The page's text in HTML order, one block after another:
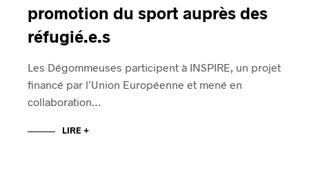
promotion du sport auprès des
réfugié.e.s
Les Dégommeuses participent à INSPIRE, un projet
financé par l’Union Européenne et mené en
collaboration…
LIRE +